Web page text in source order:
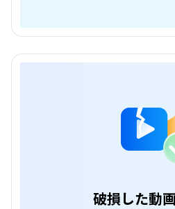
破損した動